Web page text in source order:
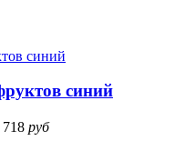
синий
718 руб